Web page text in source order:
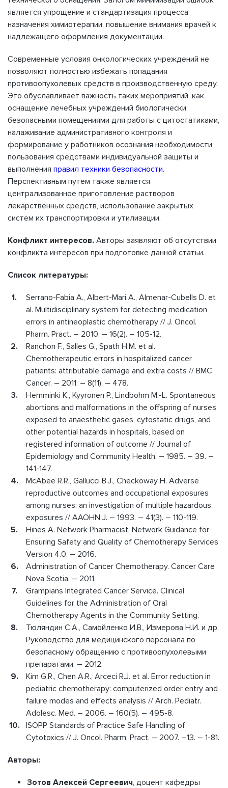
является упрощение и стандартизация процесса
назначения химиотерапии, повышение внимания врачей к
надлежащего оформления документации.
Современные условия онкологических учреждений не
позволяют полностью избежать попадания
противоопухолевых средств в производственную среду.
Это обуславливает важность таких мероприятий, как
оснащение лечебных учреждений биологически
безопасными помещениями для работы с цитостатиками,
налаживание административного контроля и
формирование у работников осознания необходимости
пользования средствами индивидуальной защиты и
выполнения правил техники безопасности.
Перспективным путем также является
централизованное приготовление растворов
лекарственных средств, использование закрытых
систем их транспортировки и утилизации.
Конфликт интересов. Авторы заявляют об отсутствии
конфликта интересов при подготовке данной статьи.
Список литературы:
Serrano-Fabia A., Albert-Mari A., Almenar-Cubells D. et
al. Multidisciplinary system for detecting medication
errors in antineoplastic chemotherapy // J. Oncol.
Pharm. Pract. – 2010. – 16(2). – 105-12.
Ranchon F., Salles G., Spath H.M. et al.
Chemotherapeutic errors in hospitalized cancer
patients: attributable damage and extra costs // BMC
Cancer. – 2011. – 8(11). – 478.
Hemminki K., Kyyronen Р., Lindbohm M.-L. Spontaneous
abortions and malformations in the offspring of nurses
exposed to anaesthetic gases, cytostatic drugs, and
other potential hazards in hospitals, based on
registered information of outcome // Journal of
Epidemiology and Community Health. – 1985. – 39. –
141-147.
McAbee R.R., Gallucci B.J., Checkoway H. Adverse
reproductive outcomes and occupational exposures
among nurses: an investigation of multiple hazardous
exposures // AAOHN J. – 1993. – 41(3). – 110-119.
Hines А. Network Pharmacist. Network Guidance for
Ensuring Safety and Quality of Chemotherapy Services
Version 4.0. – 2016.
Administration оf Cancer Chemotherapy. Cancer Care
Nova Scotia. – 2011.
Grampians Integrated Cancer Service. Clinical
Guidelines for the Administration of Oral
Chemotherapy Agents in the Community Setting.
Тюляндин С.А., Самойленко И.В., Измерова Н.И. и др.
Руководство для медицинского персонала по
безопасному обращению с противоопухолевыми
препаратами. – 2012.
Kim G.R., Chen A.R., Arceci R.J. et al. Error reduction in
pediatric chemotherapy: computerized order entry and
failure modes and effects analysis // Arch. Pediatr.
Adolesc. Med. – 2006. – 160(5). – 495-8.
ISOPP Standards of Practice Safe Handling of
Cytotoxics // J. Oncol. Pharm. Pract. – 2007. –13. – 1-81.
Авторы:
Зотов Алексей Сергеевич, доцент кафедры